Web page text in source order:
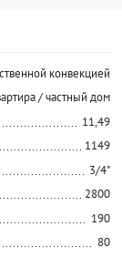
конвекцией
/ частный дом
11,49
1149
3/4"
2800
190
80